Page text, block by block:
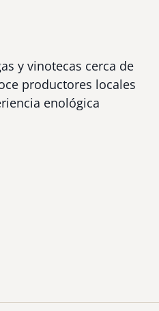
y vinotecas cerca de
productores locales
enológica